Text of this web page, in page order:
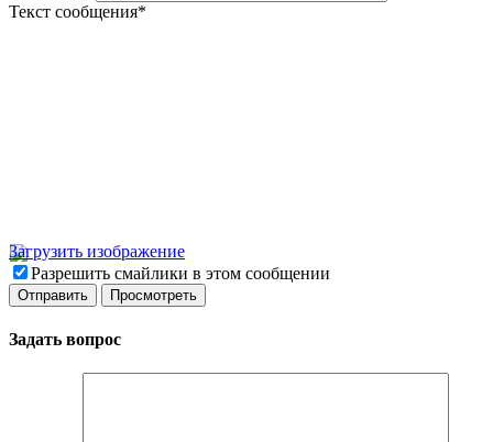
Текст сообщения*
Загрузить изображение
Разрешить смайлики в этом сообщении
Задать вопрос